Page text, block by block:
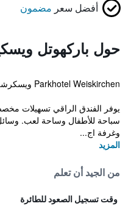
أفضل سعر مضمون
حول باركهوتل
Parkhotel Weiskirchen ويسكرشن. كما يوجد أيضاً مسبح داخلي وسونا.
يوفر الفندق الراقي تسهيلات
سباحة للأطفال وساحة لعب.
وغرفة اج...
المزيد
من الجيد أن تعلم
وقت تسجيل الصعود للطائرة